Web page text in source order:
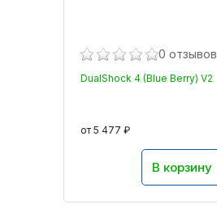
0 отзывов
DualShock 4 (Blue Berry) V2
от 5 477 ₽
В корзину